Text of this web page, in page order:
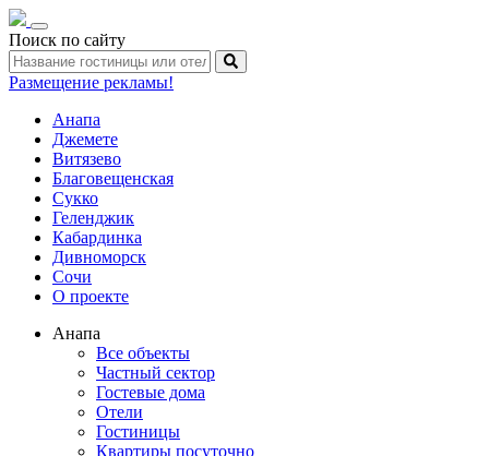
Toggle
navigation
Поиск по сайту
Размещение рекламы!
Анапа
Джемете
Витязево
Благовещенская
Сукко
Геленджик
Кабардинка
Дивноморск
Сочи
О проекте
Анапа
Все объекты
Частный сектор
Гостевые дома
Отели
Гостиницы
Квартиры посуточно